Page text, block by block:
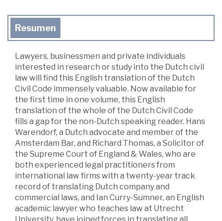
Resumen
Lawyers, businessmen and private individuals
interested in research or study into the Dutch civil
law will find this English translation of the Dutch
Civil Code immensely valuable. Now available for
the first time in one volume, this English
translation of the whole of the Dutch Civil Code
fills a gap for the non-Dutch speaking reader. Hans
Warendorf, a Dutch advocate and member of the
Amsterdam Bar, and Richard Thomas, a Solicitor of
the Supreme Court of England & Wales, who are
both experienced legal practitioners from
international law firms with a twenty-year track
record of translating Dutch company and
commercial laws, and Ian Curry-Sumner, an English
academic lawyer who teaches law at Utrecht